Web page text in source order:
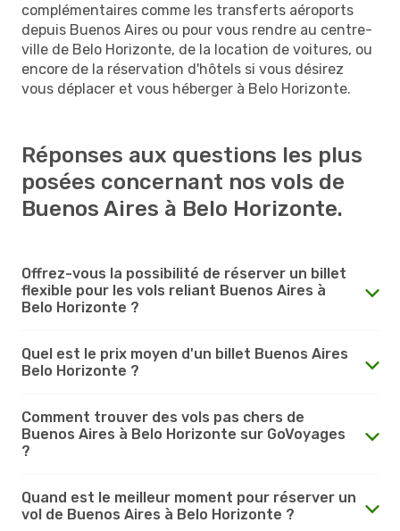
complémentaires comme les transferts aéroports
depuis Buenos Aires ou pour vous rendre au centre-
ville de Belo Horizonte, de la location de voitures, ou
encore de la réservation d'hôtels si vous désirez
vous déplacer et vous héberger à Belo Horizonte.
Réponses aux questions les plus
posées concernant nos vols de
Buenos Aires à Belo Horizonte.
Offrez-vous la possibilité de réserver un billet
flexible pour les vols reliant Buenos Aires à
Belo Horizonte ?
Quel est le prix moyen d'un billet Buenos Aires
Belo Horizonte ?
Comment trouver des vols pas chers de
Buenos Aires à Belo Horizonte sur GoVoyages
?
Quand est le meilleur moment pour réserver un
vol de Buenos Aires à Belo Horizonte ?